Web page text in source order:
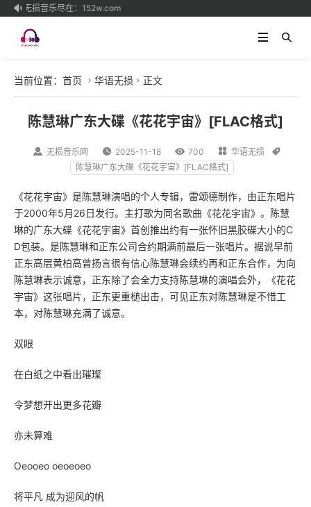

品质无损音乐尽在：152w.com
当前位置： 首页  华语无损  正文
陈慧琳广东大碟《花花宇宙》[FLAC格式]
 无损音乐网  2025-11-18  700  华语无损 
陈慧琳广东大碟《花花宇宙》[FLAC格式]
《花花宇宙》是陈慧琳演唱的个人专辑，雷颂德制作，由正东唱片
于2000年5月26日发行。主打歌为同名歌曲《花花宇宙》。陈慧
琳的广东大碟《花花宇宙》首创推出约有一张怀旧黑胶碟大小的C
D包装。是陈慧琳和正东公司合约期满前最后一张唱片。据说早前
正东高层黄柏高曾扬言很有信心陈慧琳会续约再和正东合作，为向
陈慧琳表示诚意，正东除了会全力支持陈慧琳的演唱会外，《花花
宇宙》这张唱片，正东更重槌出击，可见正东对陈慧琳是不惜工
本，对陈慧琳充满了诚意。
双眼
在白纸之中看出璀璨
令梦想开出更多花瓣
亦未算难
Oeooeo oeoeoeo
将平凡 成为迎风的帆